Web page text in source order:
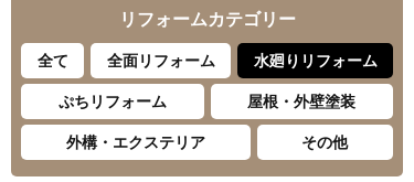
リフォームカテゴリー
全て 全面リフォーム 水廻りリフォーム
ぷちリフォーム 屋根・外壁塗装
外構・エクステリア その他